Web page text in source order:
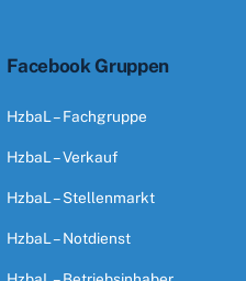
Facebook Gruppen
HzbaL – Fachgruppe
HzbaL – Verkauf
HzbaL – Stellenmarkt
HzbaL – Notdienst